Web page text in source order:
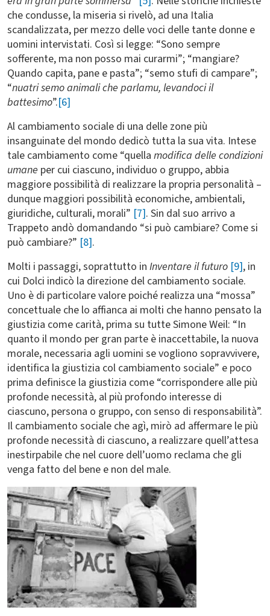
che condusse, la miseria si rivelò, ad una Italia
scandalizzata, per mezzo delle voci delle tante donne e
uomini intervistati. Così si legge: “Sono sempre
sofferente, ma non posso mai curarmi”; “mangiare?
Quando capita, pane e pasta”; “semo stufi di campare”;
“nuatri semo animali che parlamu, levandoci il
battesimo”.[6]
Al cambiamento sociale di una delle zone più
insanguinate del mondo dedicò tutta la sua vita. Intese
tale cambiamento come “quella modifica delle condizioni
umane per cui ciascuno, individuo o gruppo, abbia
maggiore possibilità di realizzare la propria personalità –
dunque maggiori possibilità economiche, ambientali,
giuridiche, culturali, morali” [7]. Sin dal suo arrivo a
Trappeto andò domandando “si può cambiare? Come si
può cambiare?” [8].
Molti i passaggi, soprattutto in Inventare il futuro [9], in
cui Dolci indicò la direzione del cambiamento sociale.
Uno è di particolare valore poiché realizza una “mossa”
concettuale che lo affianca ai molti che hanno pensato la
giustizia come carità, prima su tutte Simone Weil: “In
quanto il mondo per gran parte è inaccettabile, la nuova
morale, necessaria agli uomini se vogliono sopravvivere,
identifica la giustizia col cambiamento sociale” e poco
prima definisce la giustizia come “corrispondere alle più
profonde necessità, al più profondo interesse di
ciascuno, persona o gruppo, con senso di responsabilità”.
Il cambiamento sociale che agì, mirò ad affermare le più
profonde necessità di ciascuno, a realizzare quell’attesa
inestirpabile che nel cuore dell’uomo reclama che gli
venga fatto del bene e non del male.
Immagine